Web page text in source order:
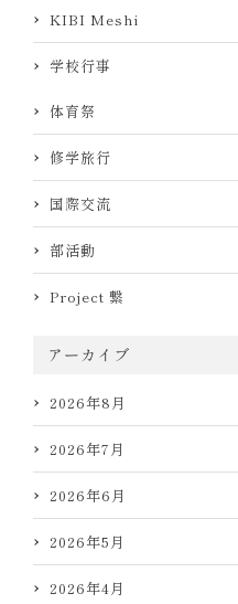
KIBI Meshi
学校行事
体育祭
修学旅行
国際交流
部活動
Project 繋
アーカイブ
2026年8月
2026年7月
2026年6月
2026年5月
2026年4月